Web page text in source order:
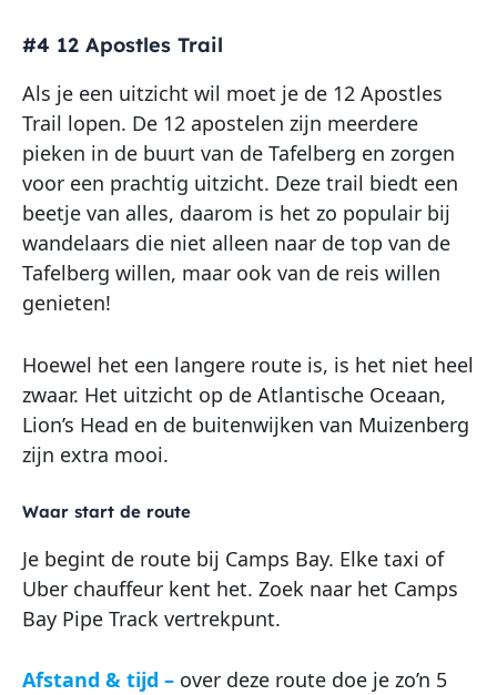
#4 12 Apostles Trail
Als je een uitzicht wil moet je de 12 Apostles
Trail lopen. De 12 apostelen zijn meerdere
pieken in de buurt van de Tafelberg en zorgen
voor een prachtig uitzicht. Deze trail biedt een
beetje van alles, daarom is het zo populair bij
wandelaars die niet alleen naar de top van de
Tafelberg willen, maar ook van de reis willen
genieten!
Hoewel het een langere route is, is het niet heel
zwaar. Het uitzicht op de Atlantische Oceaan,
Lion’s Head en de buitenwijken van Muizenberg
zijn extra mooi.
Waar start de route
Je begint de route bij Camps Bay. Elke taxi of
Uber chauffeur kent het. Zoek naar het Camps
Bay Pipe Track vertrekpunt.
Afstand & tijd – over deze route doe je zo’n 5